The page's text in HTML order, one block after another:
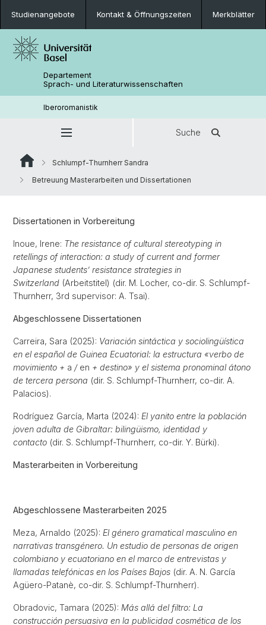
Studienangebote Kontakt & Öffnungszeiten Merkblätter
Departement
Sprach- und Literaturwissenschaften
Iberoromanistik
Suche
Schlumpf-Thurnherr Sandra
Betreuung Masterarbeiten und Dissertationen
Dissertationen in Vorbereitung
Inoue, Irene: The resistance of cultural stereotyping in
retellings of interaction: a study of current and former
Japanese students’ resistance strategies in
Switzerland (Arbeitstitel) (dir. M. Locher, co-dir. S. Schlumpf-
Thurnherr, 3rd supervisor: A. Tsai).
Abgeschlossene Dissertationen
Carreira, Sara (2025): Variación sintáctica y sociolingüística
en el español de Guinea Ecuatorial: la estructura «verbo de
movimiento + a / en + destino» y el sistema pronominal átono
de tercera persona (dir. S. Schlumpf-Thurnherr, co-dir. A.
Palacios).
Rodríguez García, Marta (2024): El yanito entre la población
joven adulta de Gibraltar: bilingüismo, identidad y
contacto (dir. S. Schlumpf-Thurnherr, co-dir. Y. Bürki).
Masterarbeiten in Vorbereitung
Abgeschlossene Masterarbeiten 2025
Meza, Arnaldo (2025): El género gramatical masculino en
narrativas transgénero. Un estudio de personas de origen
colombiano y ecuatoriano en el marco de entrevistas y
llamadas telefónicas en los Países Bajos (dir. A. N. García
Agüero-Patanè, co-dir. S. Schlumpf-Thurnherr).
Obradovic, Tamara (2025): Más allá del filtro: La
construcción persuasiva en la publicidad cosmética de los